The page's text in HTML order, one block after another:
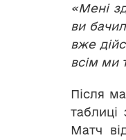
«Мені
ви
вже
всім ми
Після
Матч